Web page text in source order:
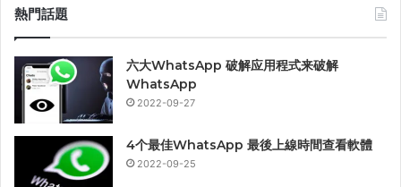
熱門話題
六大WhatsApp 破解应用程式来破解
WhatsApp
2022-09-27
4个最佳WhatsApp 最後上線時間查看軟體
2022-09-25